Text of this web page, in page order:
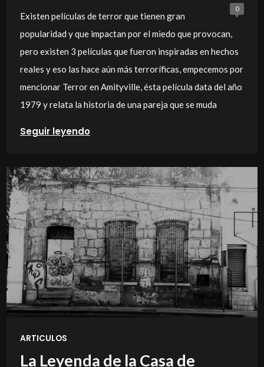
0
Existen películas de terror que tienen gran
popularidad y que impactan por el miedo que provocan,
pero existen 3 películas que fueron inspiradas en hechos
reales y eso las hace aún más terroríficas, empecemos por
mencionar Terror en Amityville, ésta película data del año
1979 y relata la historia de una pareja que se muda
Seguir leyendo
ARTICULOS
La Leyenda de la Casa de